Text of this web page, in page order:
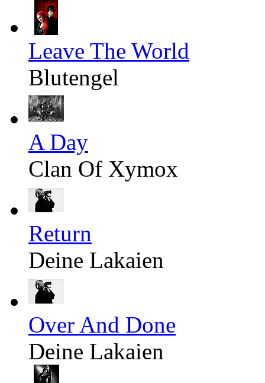
Leave The World
Blutengel
A Day
Clan Of Xymox
Return
Deine Lakaien
Over And Done
Deine Lakaien